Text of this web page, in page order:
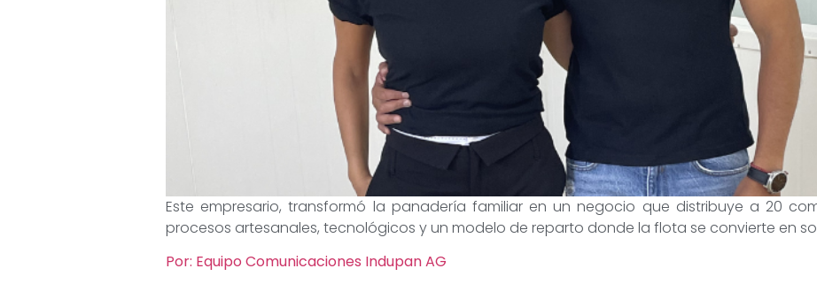
Este empresario, transformó la panadería familiar en un negocio que distribuye a 20
procesos artesanales, tecnológicos y un modelo de reparto donde la flota se convierte en
Por: Equipo Comunicaciones Indupan AG